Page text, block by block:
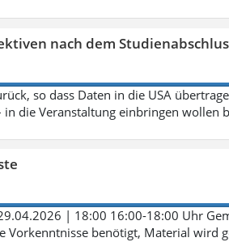
nach dem
so dass Daten in die USA
in die Veranstaltung einbringen wollen
| 18:00 16:00-18:00 Uhr
Vorkenntnisse benötigt, Material wird